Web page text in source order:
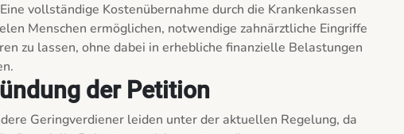
vollständige Kostenübernahme durch die Krankenkassen
Menschen ermöglichen, notwendige zahnärztliche Eingriffe
zu lassen, ohne dabei in erhebliche finanzielle Belastungen
der Petition
Geringverdiener leiden unter der aktuellen Regelung, da